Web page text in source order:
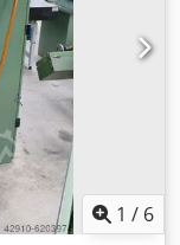
på
1 / 6